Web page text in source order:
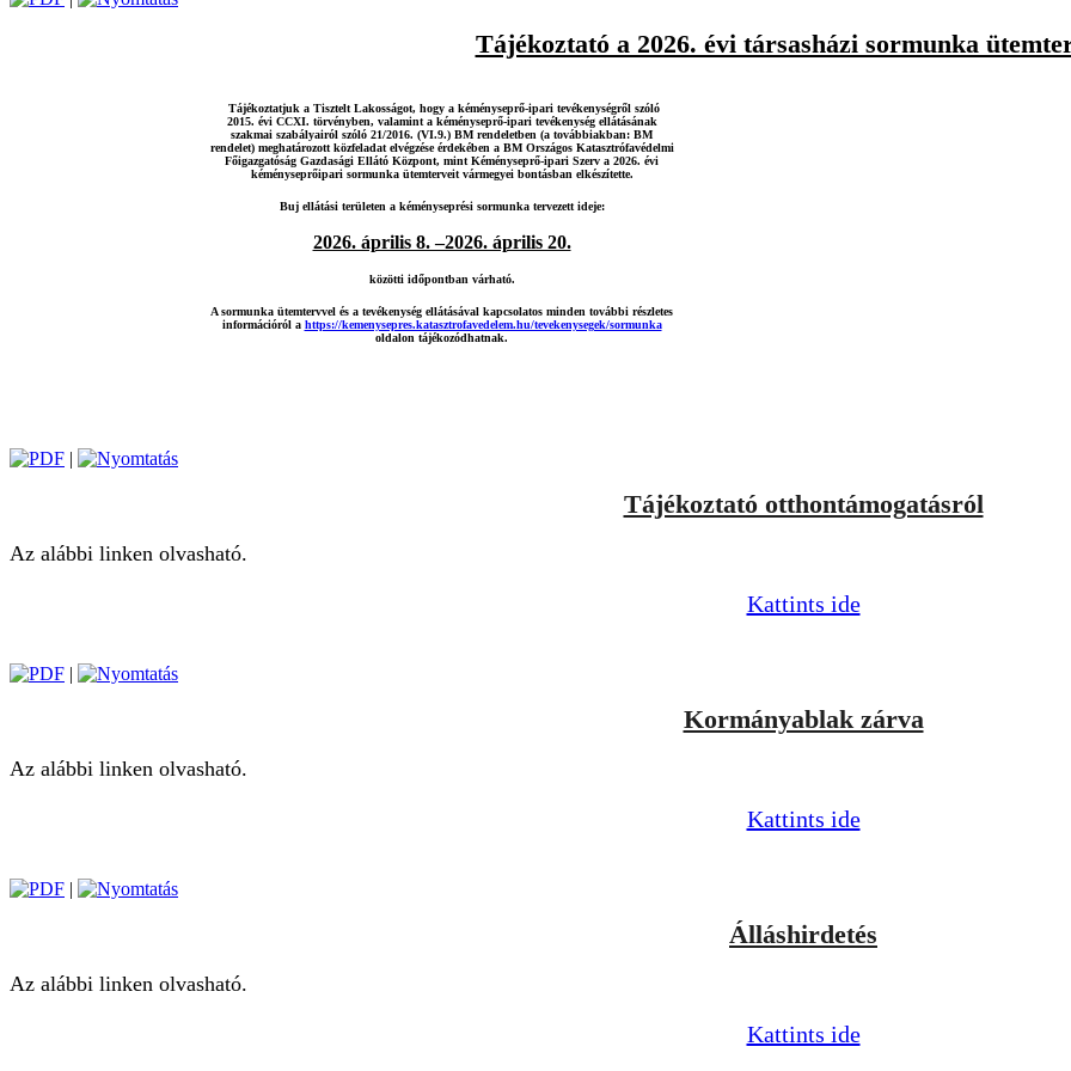
Tájékoztató a 2026. évi társasházi sormunka
Tájékoztatjuk a Tisztelt Lakosságot, hogy a kéményseprő-ipari tevékenységről szóló
2015. évi CCXI. törvényben, valamint a kéményseprő-ipari tevékenység ellátásának
szakmai szabályairól szóló 21/2016. (VI.9.) BM rendeletben (a továbbiakban: BM
rendelet) meghatározott közfeladat elvégzése érdekében a BM Országos Katasztrófavédelmi
Főigazgatóság Gazdasági Ellátó Központ, mint Kéményseprő-ipari Szerv a 2026. évi
kéményseprőipari sormunka ütemterveit vármegyei bontásban elkészítette.
Buj ellátási területen a kéményseprési sormunka tervezett ideje:
2026. április 8. –2026. április 20.
közötti időpontban várható.
A sormunka ütemtervvel és a tevékenység ellátásával kapcsolatos minden további részletes
információról a https://kemenysepres.katasztrofavedelem.hu/tevekenysegek/sormunka
oldalon tájékozódhatnak.
|
Tájékoztató otthontámogatásról
Az alábbi linken olvasható.
Kattints ide
|
Kormányablak zárva
Az alábbi linken olvasható.
Kattints ide
|
Álláshirdetés
Az alábbi linken olvasható.
Kattints ide